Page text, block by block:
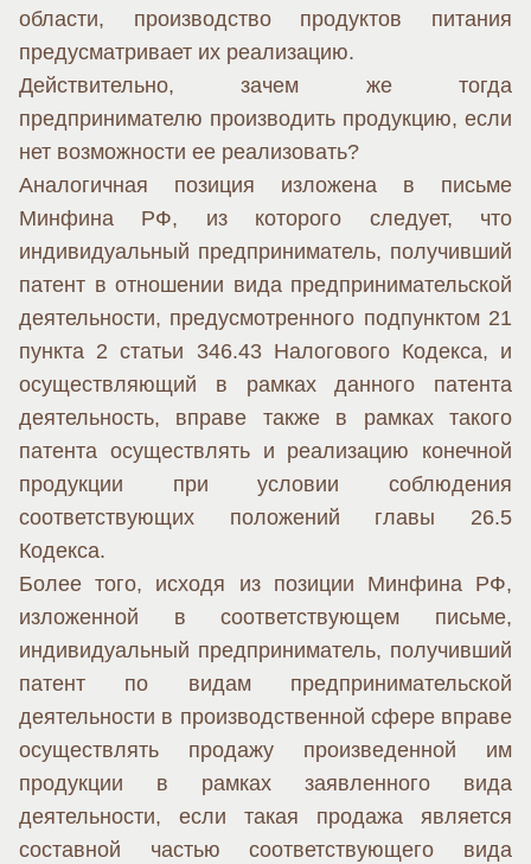
области, производство продуктов питания
предусматривает их реализацию.
Действительно, зачем же тогда
предпринимателю производить продукцию, если
нет возможности ее реализовать?
Аналогичная позиция изложена в письме
Минфина РФ, из которого следует, что
индивидуальный предприниматель, получивший
патент в отношении вида предпринимательской
деятельности, предусмотренного подпунктом 21
пункта 2 статьи 346.43 Налогового Кодекса, и
осуществляющий в рамках данного патента
деятельность, вправе также в рамках такого
патента осуществлять и реализацию конечной
продукции при условии соблюдения
соответствующих положений главы 26.5
Кодекса.
Более того, исходя из позиции Минфина РФ,
изложенной в соответствующем письме,
индивидуальный предприниматель, получивший
патент по видам предпринимательской
деятельности в производственной сфере вправе
осуществлять продажу произведенной им
продукции в рамках заявленного вида
деятельности, если такая продажа является
составной частью соответствующего вида